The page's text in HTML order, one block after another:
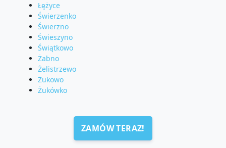
Łężyce
Świerzenko
Świerzno
Świeszyno
Świątkowo
Żabno
Żelistrzewo
Żukowo
Żukówko
ZAMÓW TERAZ!